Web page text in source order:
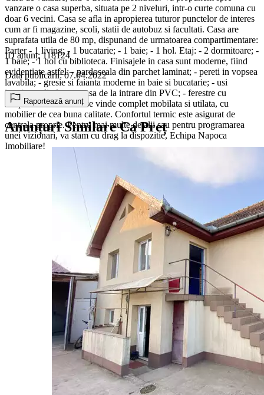
vanzare o casa superba, situata pe 2 niveluri, intr-o curte comuna cu
doar 6 vecini. Casa se afla in apropierea tuturor punctelor de interes
cum ar fi magazine, scoli, statii de autobuz si facultati. Casa are
suprafata utila de 80 mp, dispunand de urmatoarea compartimentare:
Parter - 1 living; - 1 bucatarie; - 1 baie; - 1 hol. Etaj: - 2 dormitoare; -
1 baie; - 1 hol cu biblioteca. Finisajele in casa sunt moderne, fiind
evidentiate astfel: - pardoseala din parchet laminat; - pereti in vopsea
lavabila; - gresie si faianta moderne in baie si bucatarie; - usi
interioare din lemn; - usa de la intrare din PVC; - ferestre cu
tamplarie PVC. Casa se vinde complet mobilata si utilata, cu
mobilier de cea buna calitate. Confortul termic este asigurat de
centrala proprie. Pentru mai multe detalii sau pentru programarea
unei vizionari, va stam cu drag la dispozitie, Echipa Napoca
Imobiliare!
ID anunț: 118124
Data publicării: 07.04.2022
Raportează anunț
Anunțuri Similare Ca Preț